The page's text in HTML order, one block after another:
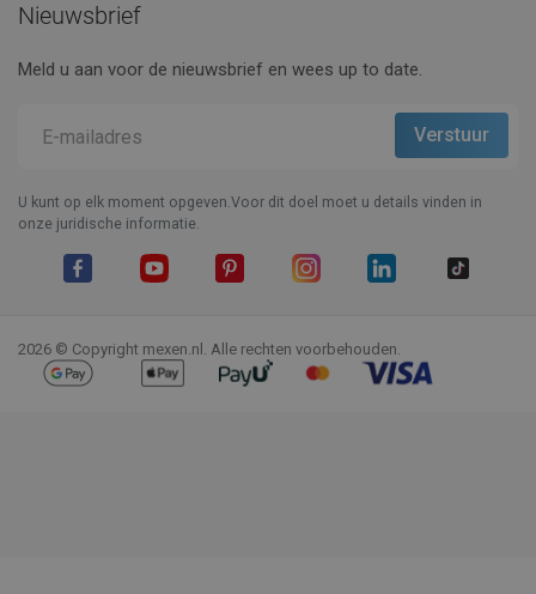
Nieuwsbrief
Meld u aan voor de nieuwsbrief en wees up to date.
U kunt op elk moment opgeven.Voor dit doel moet u details vinden in
onze juridische informatie.
2026 © Copyright mexen.nl. Alle rechten voorbehouden.